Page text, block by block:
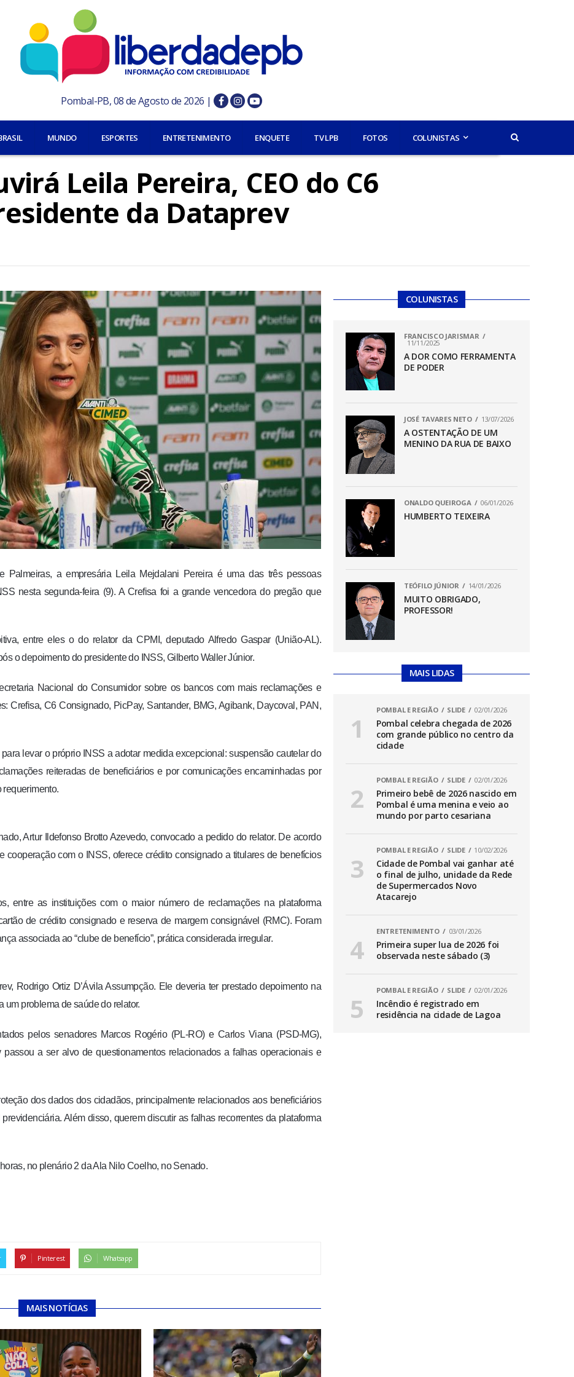
Pombal-PB, 08 de Agosto de 2026 |
MUNDO ESPORTES ENTRETENIMENTO ENQUETE TV LPB FOTOS COLUNISTAS
Leila Pereira, CEO do C6
da Dataprev
Palmeiras, a empresária Leila Mejdalani Pereira é uma das três pessoas
nesta segunda-feira (9). A Crefisa foi a grande vencedora do pregão que
entre eles o do relator da CPMI, deputado Alfredo Gaspar (União-AL).
o depoimento do presidente do INSS, Gilberto Waller Júnior.
Nacional do Consumidor sobre os bancos com mais reclamações e
Crefisa, C6 Consignado, PicPay, Santander, BMG, Agibank, Daycoval, PAN,
levar o próprio INSS a adotar medida excepcional: suspensão cautelar do
reiteradas de beneficiários e por comunicações encaminhadas por
requerimento.
Artur Ildefonso Brotto Azevedo, convocado a pedido do relator. De acordo
cooperação com o INSS, oferece crédito consignado a titulares de benefícios
entre as instituições com o maior número de reclamações na plataforma
de crédito consignado e reserva de margem consignável (RMC). Foram
associada ao “clube de benefício”, prática considerada irregular.
Rodrigo Ortiz D’Ávila Assumpção. Ele deveria ter prestado depoimento na
um problema de saúde do relator.
pelos senadores Marcos Rogério (PL-RO) e Carlos Viana (PSD-MG),
a ser alvo de questionamentos relacionados a falhas operacionais e
dos dados dos cidadãos, principalmente relacionados aos beneficiários
Além disso, querem discutir as falhas recorrentes da plataforma
no plenário 2 da Ala Nilo Coelho, no Senado.
Pinterest Whatsapp
MAIS NOTÍCIAS
COLUNISTAS
FRANCISCO JARISMAR
11/11/2025
A DOR COMO FERRAMENTA
DE PODER
JOSÉ TAVARES NETO 13/07/2026
A OSTENTAÇÃO DE UM
MENINO DA RUA DE BAIXO
ONALDO QUEIROGA 06/01/2026
HUMBERTO TEIXEIRA
TEÓFILO JÚNIOR 14/01/2026
MUITO OBRIGADO,
PROFESSOR!
MAIS LIDAS
POMBAL E REGIÃO SLIDE 02/01/2026
Pombal celebra chegada de 2026
com grande público no centro da
cidade
POMBAL E REGIÃO SLIDE 02/01/2026
Primeiro bebê de 2026 nascido em
Pombal é uma menina e veio ao
mundo por parto cesariana
POMBAL E REGIÃO SLIDE 10/02/2026
Cidade de Pombal vai ganhar até
o final de julho, unidade da Rede
de Supermercados Novo
Atacarejo
ENTRETENIMENTO 03/01/2026
Primeira super lua de 2026 foi
observada neste sábado (3)
POMBAL E REGIÃO SLIDE 02/01/2026
Incêndio é registrado em
residência na cidade de Lagoa